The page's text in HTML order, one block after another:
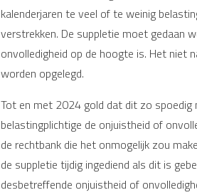
kalenderjaren te veel of te weinig
verstrekken. De suppletie moet gedaan
onvolledigheid op de hoogte is. Het niet
worden opgelegd.
Tot en met 2024 gold dat dit zo spoedig
belastingplichtige de onjuistheid of
de rechtbank die het onmogelijk zou
de suppletie tijdig ingediend als dit is
desbetreffende onjuistheid of